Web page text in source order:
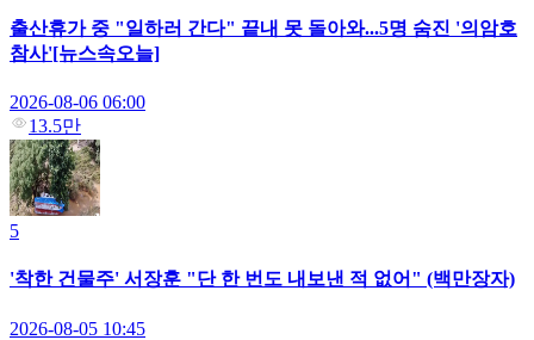
출산휴가 중 "일하러 간다" 끝내 못 돌아와...5명 숨진 '의암호
참사'[뉴스속오늘]
2026-08-06 06:00
13.5만
5
'착한 건물주' 서장훈 "단 한 번도 내보낸 적 없어" (백만장자)
2026-08-05 10:45